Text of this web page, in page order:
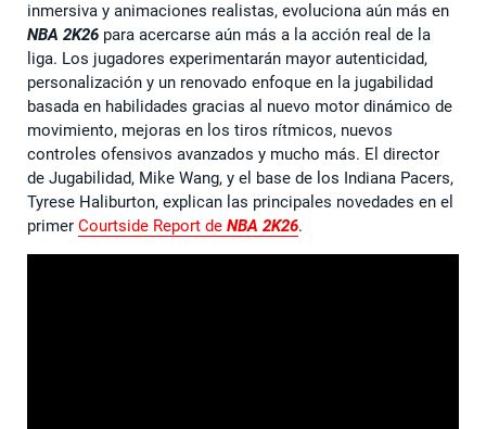
inmersiva y animaciones realistas, evoluciona aún más en
NBA 2K26 para acercarse aún más a la acción real de la
liga. Los jugadores experimentarán mayor autenticidad,
personalización y un renovado enfoque en la jugabilidad
basada en habilidades gracias al nuevo motor dinámico de
movimiento, mejoras en los tiros rítmicos, nuevos
controles ofensivos avanzados y mucho más. El director
de Jugabilidad, Mike Wang, y el base de los Indiana Pacers,
Tyrese Haliburton, explican las principales novedades en el
primer Courtside Report de NBA 2K26.